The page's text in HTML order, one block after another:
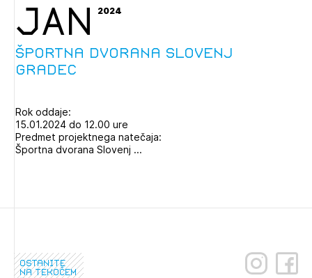
JAN 2024
Športna dvorana Slovenj
Gradec
Rok oddaje:
15.01.2024 do 12.00 ure
Predmet projektnega natečaja:
Športna dvorana Slovenj ...
ostanite
na tekočem